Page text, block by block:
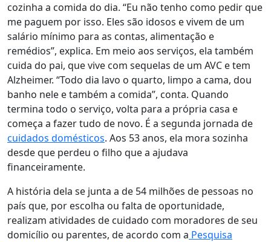
cozinha a comida do dia. “Eu não tenho como pedir que
me paguem por isso. Eles são idosos e vivem de um
salário mínimo para as contas, alimentação e
remédios”, explica. Em meio aos serviços, ela também
cuida do pai, que vive com sequelas de um AVC e tem
Alzheimer. “Todo dia lavo o quarto, limpo a cama, dou
banho nele e também a comida”, conta. Quando
termina todo o serviço, volta para a própria casa e
começa a fazer tudo de novo. É a segunda jornada de
cuidados domésticos. Aos 53 anos, ela mora sozinha
desde que perdeu o filho que a ajudava
financeiramente.
A história dela se junta a de 54 milhões de pessoas no
país que, por escolha ou falta de oportunidade,
realizam atividades de cuidado com moradores de seu
domicílio ou parentes, de acordo com a Pesquisa